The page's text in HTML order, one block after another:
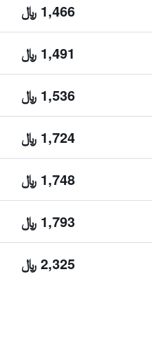
1,466 ﷼
1,491 ﷼
1,536 ﷼
1,724 ﷼
1,748 ﷼
1,793 ﷼
2,325 ﷼